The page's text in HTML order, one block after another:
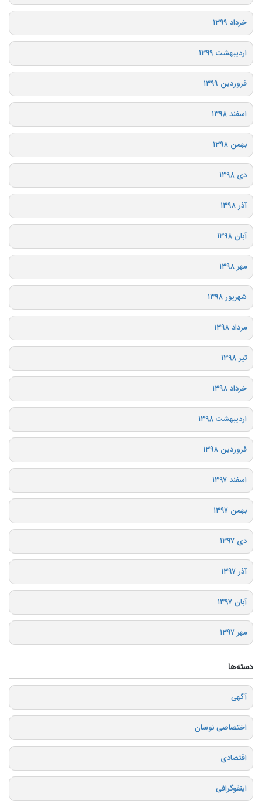
خرداد ۱۳۹۹
اردیبهشت ۱۳۹۹
فروردین ۱۳۹۹
اسفند ۱۳۹۸
بهمن ۱۳۹۸
دی ۱۳۹۸
آذر ۱۳۹۸
آبان ۱۳۹۸
مهر ۱۳۹۸
شهریور ۱۳۹۸
مرداد ۱۳۹۸
تیر ۱۳۹۸
خرداد ۱۳۹۸
اردیبهشت ۱۳۹۸
فروردین ۱۳۹۸
اسفند ۱۳۹۷
بهمن ۱۳۹۷
دی ۱۳۹۷
آذر ۱۳۹۷
آبان ۱۳۹۷
مهر ۱۳۹۷
دسته‌ها
آگهی
اختصاصی نوسان
اقتصادی
اینفوگرافی